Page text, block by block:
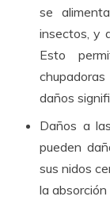
se
insectos, y
Esto
daños
Daños a
pueden
sus nidos
la